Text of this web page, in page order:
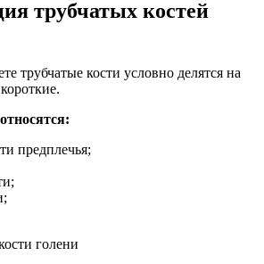
трубчатых костей
трубчатые кости условно делятся на
предплечья;
голени